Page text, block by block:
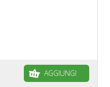
AGGIUNGI